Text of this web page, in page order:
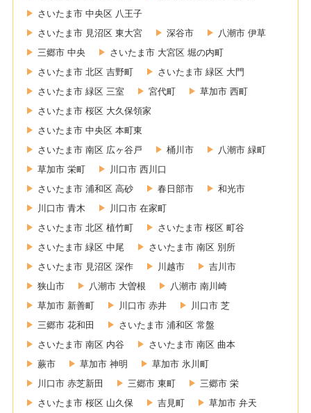
さいたま市 中央区 八王子
さいたま市 見沼区 東大宮
深谷市
八潮市 伊草
三郷市 中央
さいたま市 大宮区 堀の内町
さいたま市 北区 吉野町
さいたま市 緑区 大門
さいたま市 緑区 三室
宮代町
草加市 西町
さいたま市 桜区 大久保領家
さいたま市 中央区 本町東
さいたま市 南区 広ヶ谷戸
桶川市
八潮市 緑町
草加市 栄町
川口市 西川口
さいたま市 浦和区 高砂
春日部市
和光市
川口市 青木
川口市 在家町
さいたま市 北区 植竹町
さいたま市 桜区 町谷
さいたま市 緑区 中尾
さいたま市 南区 別所
さいたま市 見沼区 深作
川越市
吉川市
狭山市
八潮市 大曽根
八潮市 南川崎
草加市 新善町
川口市 赤井
川口市 芝
三郷市 花和田
さいたま市 浦和区 常盤
さいたま市 南区 内谷
さいたま市 南区 曲本
蕨市
草加市 神明
草加市 氷川町
川口市 赤芝新田
三郷市 東町
三郷市 栄
さいたま市 桜区 山久保
吉見町 草加市 弁天